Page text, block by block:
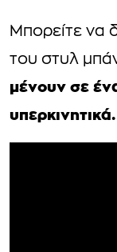
Μπορείτε να
του στυλ
μένουν σε
υπερκινητικά.